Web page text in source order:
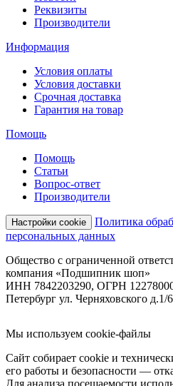
Реквизиты
Производители
Информация
Условия оплаты
Условия доставки
Срочная доставка
Гарантия на товар
Помощь
Помощь
Статьи
Вопрос-ответ
Производители
Настройки cookie
Политика
персональных данных
Общество с ограниченной
компания «Подшипник шоп»
ИНН 7842203290, ОГРН
Петербург ул. Черняховского
Мы используем cookie-файлы
Сайт собирает cookie и
его работы и безопасности —